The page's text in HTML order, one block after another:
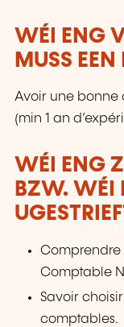
WÉI ENG
MUSS
Avoir une
(min 1 an
WÉI ENG
BZW. WÉI
Comprendre
Comptable
Savoir
comptables.